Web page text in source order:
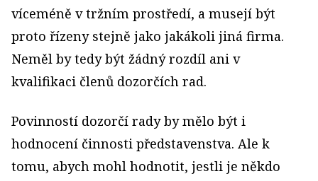
víceméně v tržním prostředí, a musejí být
proto řízeny stejně jako jakákoli jiná firma.
Neměl by tedy být žádný rozdíl ani v
kvalifikaci členů dozorčích rad.
Povinností dozorčí rady by mělo být i
hodnocení činnosti představenstva. Ale k
tomu, abych mohl hodnotit, jestli je někdo